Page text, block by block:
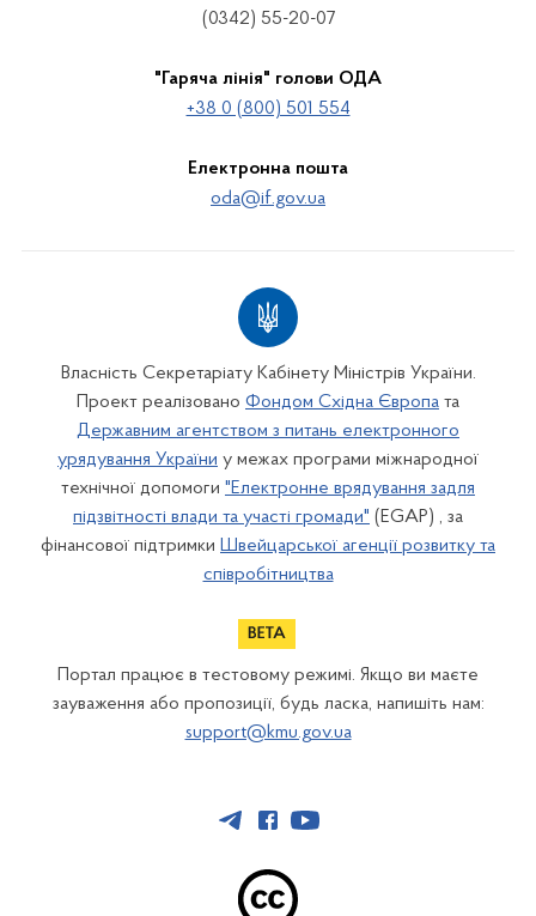
(0342) 55-20-07
"Гаряча лінія" голови ОДА
+38 0 (800) 501 554
Електронна пошта
oda@if.gov.ua
Власність Секретаріату Кабінету Міністрів України.
Проект реалізовано Фондом Східна Європа та
Державним агентством з питань електронного
урядування України у межах програми міжнародної
технічної допомоги "Електронне врядування задля
підзвітності влади та участі громади" (EGAP) , за
фінансової підтримки Швейцарської агенції розвитку та
співробітництва
Портал працює в тестовому режимі. Якщо ви маєте
зауваження або пропозиції, будь ласка, напишіть нам:
support@kmu.gov.ua